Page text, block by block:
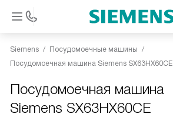
Siemens
Посудомоечные машины
Посудомоечная машина Siemens SX63HX60CE
Посудомоечная машина
Siemens SX63HX60CE